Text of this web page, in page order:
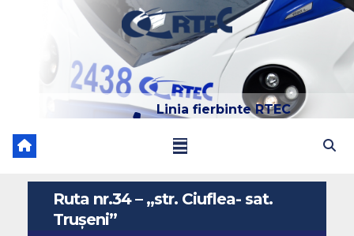
Linia fierbinte RTEC
Ruta nr.34 – ,,str. Ciuflea- sat.
Trușeni”